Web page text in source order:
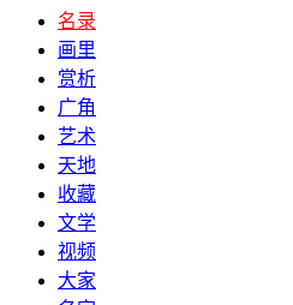
名录
画里
赏析
广角
艺术
天地
收藏
文学
视频
大家